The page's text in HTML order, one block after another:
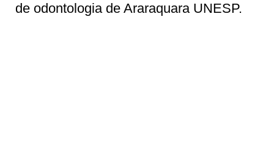
de odontologia de Araraquara UNESP.